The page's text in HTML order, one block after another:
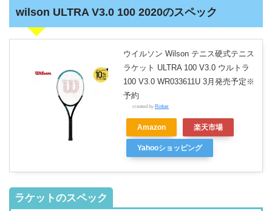
wilson ULTRA V3.0 100 2020のスペック
ウイルソン Wilson テニス硬式テニス
ラケット ULTRA 100 V3.0 ウルトラ
100 V3.0 WR033611U 3月発売予定※
予約
created by Rinker
Amazon 楽天市場
Yahooショッピング
ラケットのスペック